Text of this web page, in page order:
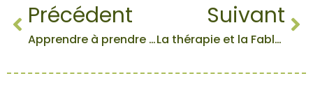
Précédent
Apprendre à prendre soin de soi
Suivant
La thérapie et la Fable de La Fontaine